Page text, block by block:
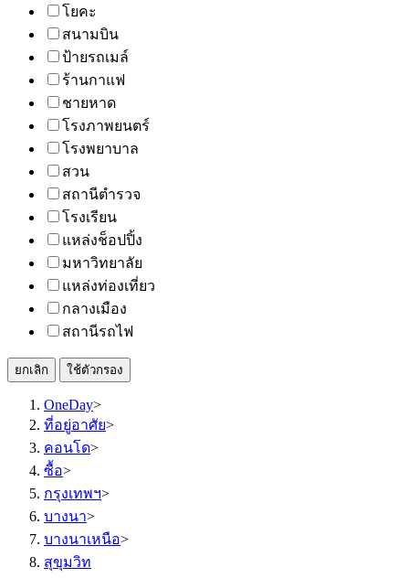
โยคะ
สนามบิน
ป้ายรถเมล์
ร้านกาแฟ
ชายหาด
โรงภาพยนตร์
โรงพยาบาล
สวน
สถานีตำรวจ
โรงเรียน
แหล่งช็อปปิ้ง
มหาวิทยาลัย
แหล่งท่องเที่ยว
กลางเมือง
สถานีรถไฟ
ยกเลิก ใช้ตัวกรอง
OneDay>
ที่อยู่อาศัย>
คอนโด>
ซื้อ>
กรุงเทพฯ>
บางนา>
บางนาเหนือ>
สุขุมวิท